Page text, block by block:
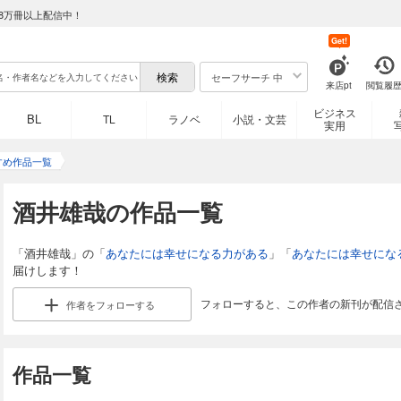
冊以上配信中！
セーフサーチ 中
来店pt
Get!
閲覧履歴
BL TL ラノベ 小説・文芸
ビジネス
実用
作品一覧
酒井雄哉の作品一覧
「酒井雄哉」の「あなたには幸せになる力がある 」「あなたには幸せにな
届けします！
作者をフォローする フォローすると、この作者の新刊が配信
作品一覧